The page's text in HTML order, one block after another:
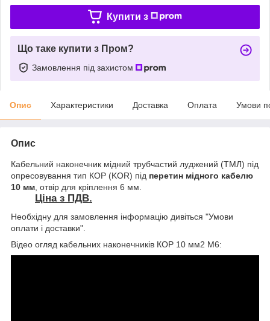
Купити з
Що таке купити з Пром?
Замовлення під захистом
Опис Характеристики Доставка Оплата Умови
Опис
Кабельний наконечник мідний трубчастий луджений (ТМЛ) під
опресовування тип КОР (KOR) під перетин мідного кабелю
10 мм , отвір для кріплення 6 мм.
Ціна з ПДВ.
Необхідну для замовлення інформацію дивіться "Умови
оплати і доставки".
Відео огляд кабельних наконечників КОР 10 мм2 М6: